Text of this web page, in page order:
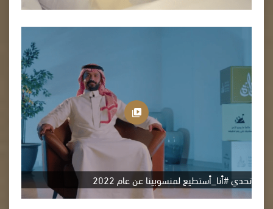
تحدي #أنا_أستطيع لمنسوبينا عن عام 2022